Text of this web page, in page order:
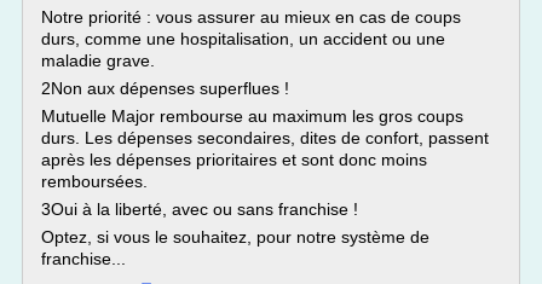
Notre priorité : vous assurer au mieux en cas de coups
durs, comme une hospitalisation, un accident ou une
maladie grave.
2Non aux dépenses superflues !
Mutuelle Major rembourse au maximum les gros coups
durs. Les dépenses secondaires, dites de confort, passent
après les dépenses prioritaires et sont donc moins
remboursées.
3Oui à la liberté, avec ou sans franchise !
Optez, si vous le souhaitez, pour notre système de
franchise...